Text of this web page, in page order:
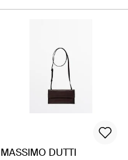
MASSIMO DUTTI